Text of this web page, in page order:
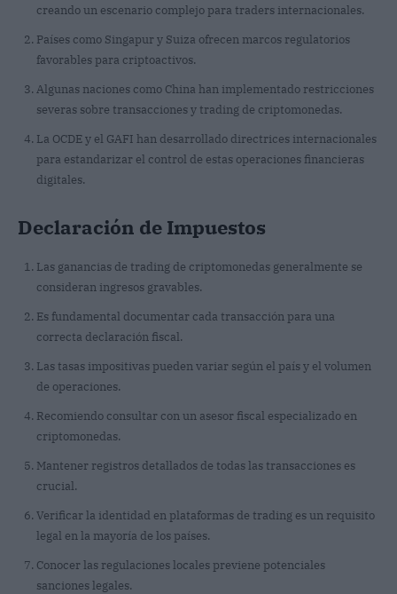
creando un escenario complejo para traders internacionales.
Países como Singapur y Suiza ofrecen marcos regulatorios
favorables para criptoactivos.
Algunas naciones como China han implementado restricciones
severas sobre transacciones y trading de criptomonedas.
La OCDE y el GAFI han desarrollado directrices internacionales
para estandarizar el control de estas operaciones financieras
digitales.
Declaración de Impuestos
Las ganancias de trading de criptomonedas generalmente se
consideran ingresos gravables.
Es fundamental documentar cada transacción para una
correcta declaración fiscal.
Las tasas impositivas pueden variar según el país y el volumen
de operaciones.
Recomiendo consultar con un asesor fiscal especializado en
criptomonedas.
Mantener registros detallados de todas las transacciones es
crucial.
Verificar la identidad en plataformas de trading es un requisito
legal en la mayoría de los países.
Conocer las regulaciones locales previene potenciales
sanciones legales.